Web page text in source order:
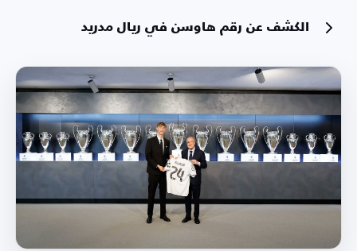
الكشف عن رقم هاوسن في ريال مدريد